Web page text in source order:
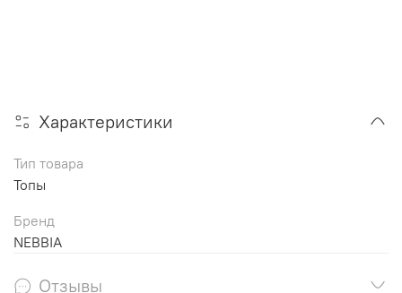
Характеристики
Тип товара
Топы
Бренд
NEBBIA
Отзывы